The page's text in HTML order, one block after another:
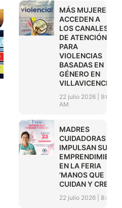
MÁS MUJERES
ACCEDEN A
LOS CANALES
DE ATENCIÓN
PARA
VIOLENCIAS
BASADAS EN
GÉNERO EN
VILLAVICENCIO
22 julio 2026
9:01
AM
MADRES
CUIDADORAS
IMPULSAN SUS
EN LA FERIA
‘MANOS QUE
CUIDAN Y CREAN’
22 julio 2026 8:45